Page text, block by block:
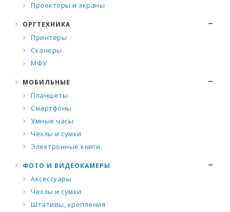
Проекторы и экраны
ОРГТЕХНИКА
Принтеры
Сканеры
МФУ
МОБИЛЬНЫЕ
Планшеты
Смартфоны
Умные часы
Чехлы и сумки
Электронные книги
ФОТО И ВИДЕОКАМЕРЫ
Аксессуары
Чехлы и сумки
Штативы, крепления